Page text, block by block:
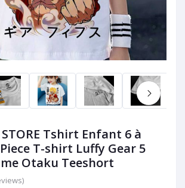
STORE Tshirt Enfant 6 à
T-shirt Luffy Gear 5
Otaku Teeshort